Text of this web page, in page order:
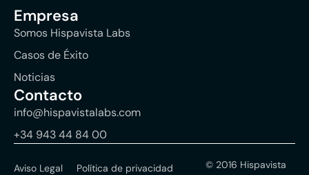
Empresa
Somos Hispavista Labs
Casos de Éxito
Noticias
Contacto
info@hispavistalabs.com
+34 943 44 84 00
© 2016 Hispavista
Aviso Legal Política de privacidad